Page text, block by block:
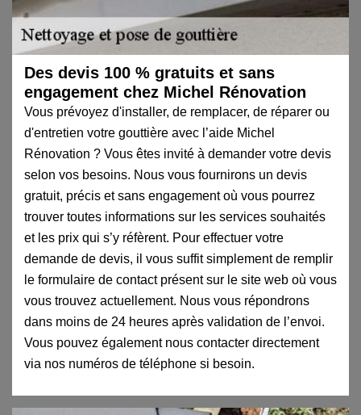
Des devis 100 % gratuits et sans
engagement chez Michel Rénovation
Vous prévoyez d'installer, de remplacer, de réparer ou
d'entretien votre gouttière avec l’aide Michel
Rénovation ? Vous êtes invité à demander votre devis
selon vos besoins. Nous vous fournirons un devis
gratuit, précis et sans engagement où vous pourrez
trouver toutes informations sur les services souhaités
et les prix qui s’y réfèrent. Pour effectuer votre
demande de devis, il vous suffit simplement de remplir
le formulaire de contact présent sur le site web où vous
vous trouvez actuellement. Nous vous répondrons
dans moins de 24 heures après validation de l’envoi.
Vous pouvez également nous contacter directement
via nos numéros de téléphone si besoin.